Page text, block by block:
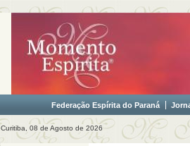
Federação Espírita do Paraná
Curitiba, 08 de Agosto de 2026